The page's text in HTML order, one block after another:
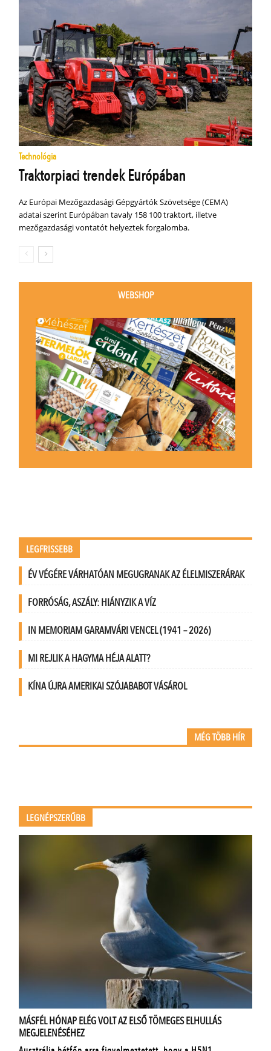
Technológia
Traktorpiaci trendek Európában
Az Európai Mezőgazdasági Gépgyártók Szövetsége (CEMA)
adatai szerint Európában tavaly 158 100 traktort, illetve
mezőgazdasági vontatót helyeztek forgalomba.
WEBSHOP
LEGFRISSEBB
ÉV VÉGÉRE VÁRHATÓAN MEGUGRANAK AZ ÉLELMISZERÁRAK
FORRÓSÁG, ASZÁLY: HIÁNYZIK A VÍZ
IN MEMORIAM GARAMVÁRI VENCEL (1941 – 2026)
MI REJLIK A HAGYMA HÉJA ALATT?
KÍNA ÚJRA AMERIKAI SZÓJABABOT VÁSÁROL
MÉG TÖBB HÍR
LEGNÉPSZERŰBB